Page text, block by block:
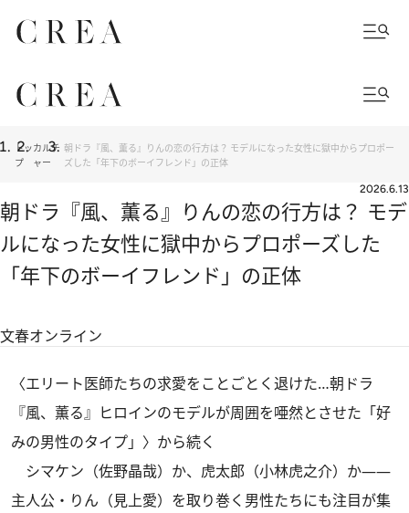
トッ
プ
カルチ
ャー
朝ドラ『風、薫る』りんの恋の行方は？ モデルになった女性に獄中からプロポー
ズした「年下のボーイフレンド」の正体
2026.6.13
朝ドラ『風、薫る』りんの恋の行方は？ モデ
ルになった女性に獄中からプロポーズした
「年下のボーイフレンド」の正体
文春オンライン
〈エリート医師たちの求愛をことごとく退けた…朝ドラ
『風、薫る』ヒロインのモデルが周囲を唖然とさせた「好
みの男性のタイプ」 〉から続く
シマケン（佐野晶哉）か、虎太郎（小林虎之介）か——
主人公・りん（見上愛）を取り巻く男性たちにも注目が集